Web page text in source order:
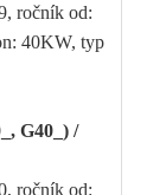
ročník od:
40KW, typ
G40_) /
ročník od: